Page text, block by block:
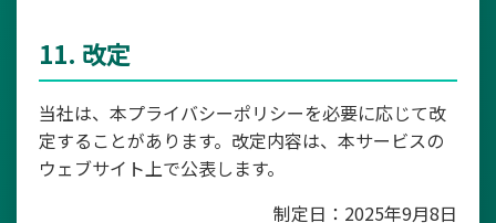
11. 改定
当社は、本プライバシーポリシーを必要に応じて改
定することがあります。改定内容は、本サービスの
ウェブサイト上で公表します。
制定日：2025年9月8日